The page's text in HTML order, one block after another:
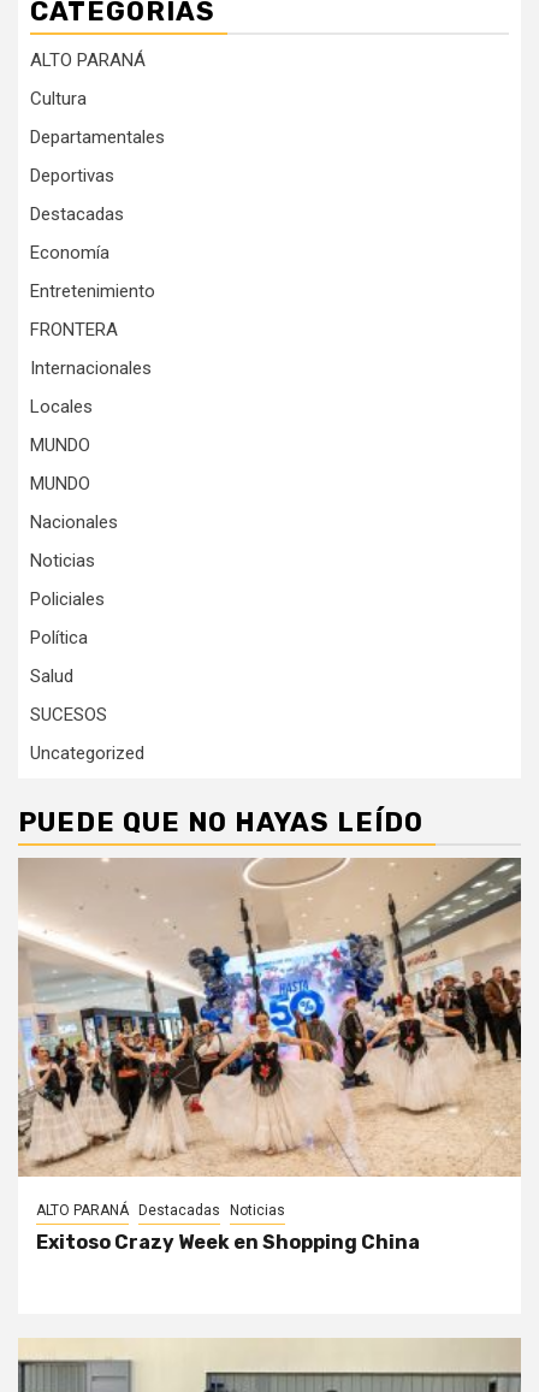
CATEGORÍAS
ALTO PARANÁ
Cultura
Departamentales
Deportivas
Destacadas
Economía
Entretenimiento
FRONTERA
Internacionales
Locales
MUNDO
MUNDO
Nacionales
Noticias
Policiales
Política
Salud
SUCESOS
Uncategorized
PUEDE QUE NO HAYAS LEÍDO
ALTO PARANÁ Destacadas Noticias
Exitoso Crazy Week en Shopping China